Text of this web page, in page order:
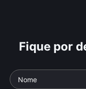
Fique por